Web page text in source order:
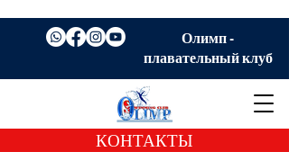
КОНТАКТЫ
Олимп -
плавательный клуб